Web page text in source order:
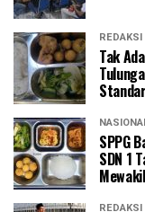
REDAKSI
Tak
SPPG
SDN 1
REDAKSI